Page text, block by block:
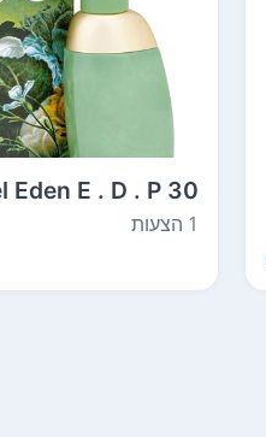
Eden E . D . P 30
ml
1 הצעות